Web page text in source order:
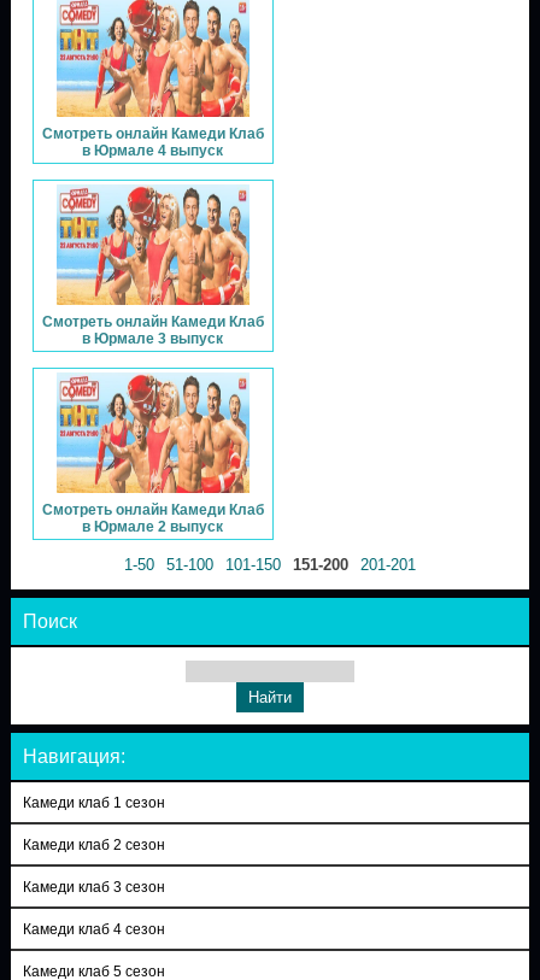
Смотреть онлайн Камеди Клаб
в Юрмале 4 выпуск
Смотреть онлайн Камеди Клаб
в Юрмале 3 выпуск
Смотреть онлайн Камеди Клаб
в Юрмале 2 выпуск
1-50 51-100 101-150 151-200 201-201
Поиск
Навигация:
Камеди клаб 1 сезон
Камеди клаб 2 сезон
Камеди клаб 3 сезон
Камеди клаб 4 сезон
Камеди клаб 5 сезон